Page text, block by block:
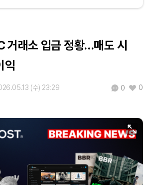
래소 입금 정황…매도 시
익
(수) 23:29 0 0